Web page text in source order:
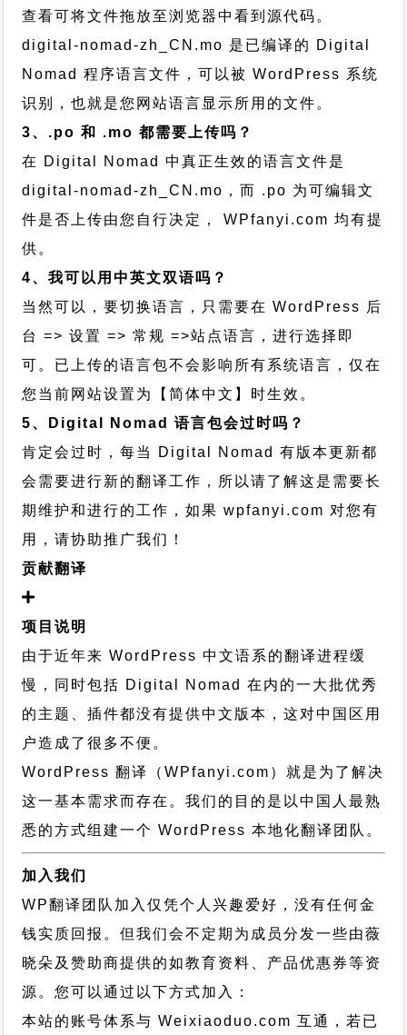
查看可将文件拖放至浏览器中看到源代码。
digital-nomad-zh_CN.mo 是已编译的 Digital
Nomad 程序语言文件，可以被 WordPress 系统
识别，也就是您网站语言显示所用的文件。
3、.po 和 .mo 都需要上传吗？
在 Digital Nomad 中真正生效的语言文件是
digital-nomad-zh_CN.mo，而 .po 为可编辑文
件是否上传由您自行决定， WPfanyi.com 均有提
供。
4、我可以用中英文双语吗？
当然可以，要切换语言，只需要在 WordPress 后
台 => 设置 => 常规 =>站点语言，进行选择即
可。已上传的语言包不会影响所有系统语言，仅在
您当前网站设置为【简体中文】时生效。
5、Digital Nomad 语言包会过时吗？
肯定会过时，每当 Digital Nomad 有版本更新都
会需要进行新的翻译工作，所以请了解这是需要长
期维护和进行的工作，如果 wpfanyi.com 对您有
用，请协助推广我们！
贡献翻译
项目说明
由于近年来 WordPress 中文语系的翻译进程缓
慢，同时包括 Digital Nomad 在内的一大批优秀
的主题、插件都没有提供中文版本，这对中国区用
户造成了很多不便。
WordPress 翻译（WPfanyi.com） 就是为了解决
这一基本需求而存在。我们的目的是以中国人最熟
悉的方式组建一个 WordPress 本地化翻译团队。
加入我们
WP翻译团队加入仅凭个人兴趣爱好，没有任何金
钱实质回报。但我们会不定期为成员分发一些由薇
晓朵及赞助商提供的如教育资料、产品优惠券等资
源。您可以通过以下方式加入：
本站的账号体系与Weixiaoduo.com 互通，若已